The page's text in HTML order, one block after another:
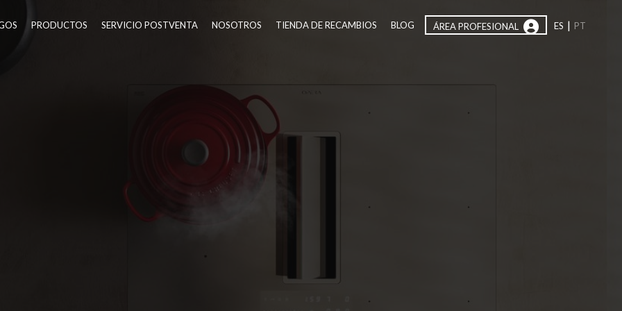
PRODUCTOS SERVICIO POSTVENTA NOSOTROS TIENDA DE RECAMBIOS BLOG ÁREA PROFESIONAL ES | PT